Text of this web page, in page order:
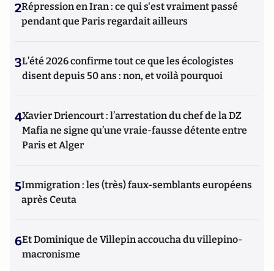
2Répression en Iran : ce qui s'est vraiment passé
pendant que Paris regardait ailleurs
3L’été 2026 confirme tout ce que les écologistes
disent depuis 50 ans : non, et voilà pourquoi
4Xavier Driencourt : l’arrestation du chef de la DZ
Mafia ne signe qu’une vraie-fausse détente entre
Paris et Alger
5Immigration : les (très) faux-semblants européens
après Ceuta
6Et Dominique de Villepin accoucha du villepino-
macronisme